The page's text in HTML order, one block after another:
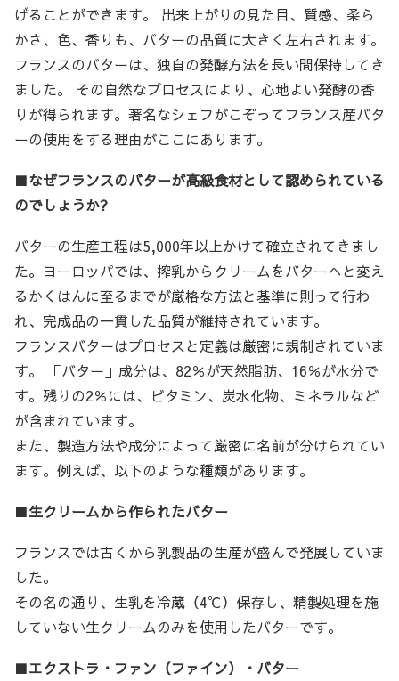
げることができます。 出来上がりの見た目、質感、柔ら
かさ、色、香りも、バターの品質に大きく左右されます。
フランスのバターは、独自の発酵方法を長い間保持してき
ました。 その自然なプロセスにより、心地よい発酵の香
りが得られます。著名なシェフがこぞってフランス産バタ
ーの使用をする理由がここにあります。
■なぜフランスのバターが高級食材として認められている
のでしょうか?
バターの生産工程は5,000年以上かけて確立されてきまし
た。ヨーロッパでは、搾乳からクリームをバターへと変え
るかくはんに至るまでが厳格な方法と基準に則って行わ
れ、完成品の一貫した品質が維持されています。
フランスバターはプロセスと定義は厳密に規制されていま
す。 「バター」成分は、82％が天然脂肪、16％が水分で
す。残りの2％には、ビタミン、炭水化物、ミネラルなど
が含まれています。
また、製造方法や成分によって厳密に名前が分けられてい
ます。例えば、以下のような種類があります。
■生クリームから作られたバター
フランスでは古くから乳製品の生産が盛んで発展していま
した。
その名の通り、生乳を冷蔵（4℃）保存し、精製処理を施
していない生クリームのみを使用したバターです。
■エクストラ・ファン（ファイン）・バター